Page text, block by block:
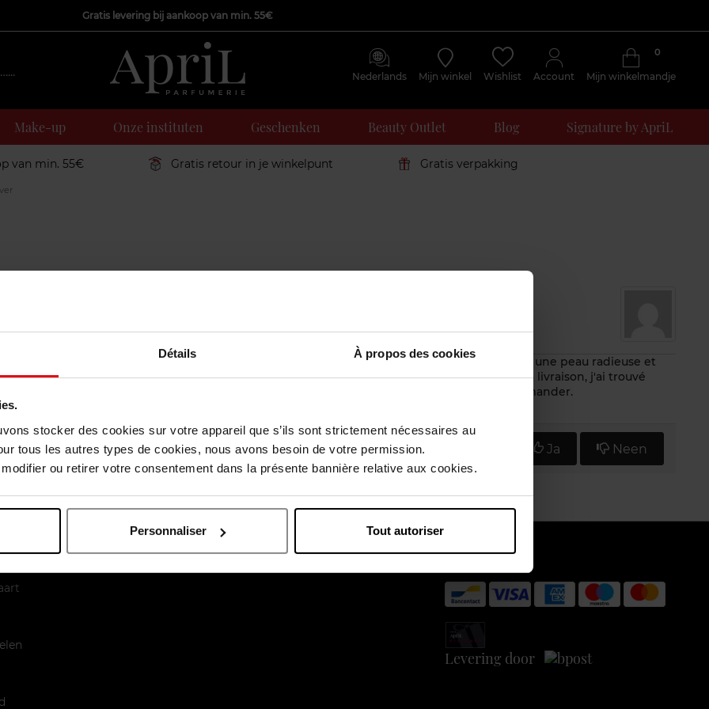
Détails À propos des cookies
stocker des cookies sur votre appareil que s’ils sont strictement nécessaires au
tous les autres types de cookies, nous avons besoin de votre permission.
ou retirer votre consentement dans la présente bannière relative aux cookies.
Personnaliser Tout autoriser
Gratis levering bij aankoop van min. 55€
Nederlands Mijn winkel Wishlist Account Mijn winkelmandje
0
Make-up Onze instituten Geschenken Beauty Outlet Blog Signature by ApriL
van min. 55€ Gratis retour in je winkelpunt Gratis verpakking
un mois, 2 fois par jour. J'ai vraiment remarqué que je me levais à chaque fois avec une peau radieuse et
sur tout mon visage, le flacon est très pratique à utiliser car il se dose facilement. Dès la livraison, j'ai trouvé
mon meuble! Je continuerai certainement à utiliser ce sérum et je ne peux que le recommander.
Vind u deze mening nuttig? Ja Neen
Levering door